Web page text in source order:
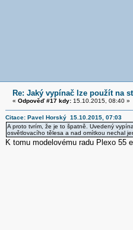
Re: Jaký vypínač lze použít na
« Odpověď #17 kdy:15.10.2015, 08:40 »
Citace: Pavel Horský 15.10.2015, 07:03
A proto tvrím, že je to špatně. Uvedený
osvětlovacího tělesa a nad omítkou nechal
K tomu modelovému radu Plexo 55